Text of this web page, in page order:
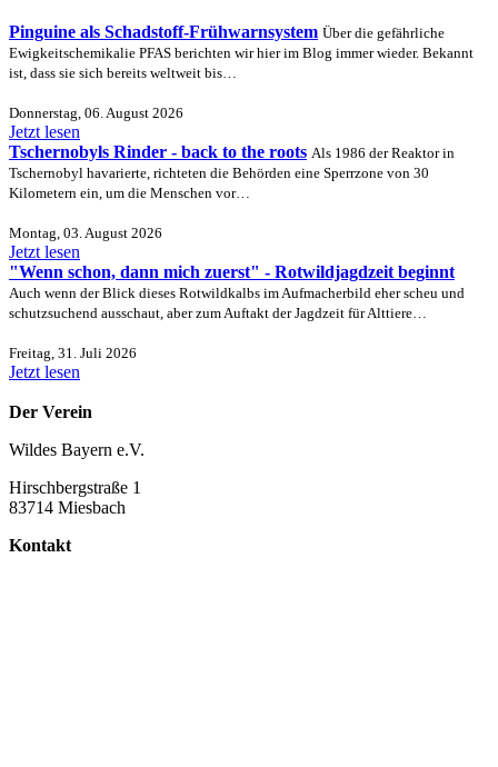
Pinguine als Schadstoff-Frühwarnsystem Über die gefährliche
Ewigkeitschemikalie PFAS berichten wir hier im Blog immer wieder. Bekannt
ist, dass sie sich bereits weltweit bis…
Donnerstag, 06. August 2026
Jetzt lesen
Tschernobyls Rinder - back to the roots Als 1986 der Reaktor in
Tschernobyl havarierte, richteten die Behörden eine Sperrzone von 30
Kilometern ein, um die Menschen vor…
Montag, 03. August 2026
Jetzt lesen
"Wenn schon, dann mich zuerst" - Rotwildjagdzeit beginnt
Auch wenn der Blick dieses Rotwildkalbs im Aufmacherbild eher scheu und
schutzsuchend ausschaut, aber zum Auftakt der Jagdzeit für Alttiere…
Freitag, 31. Juli 2026
Jetzt lesen
Der Verein
Wildes Bayern e.V.
Hirschbergstraße 1
83714 Miesbach
Kontakt